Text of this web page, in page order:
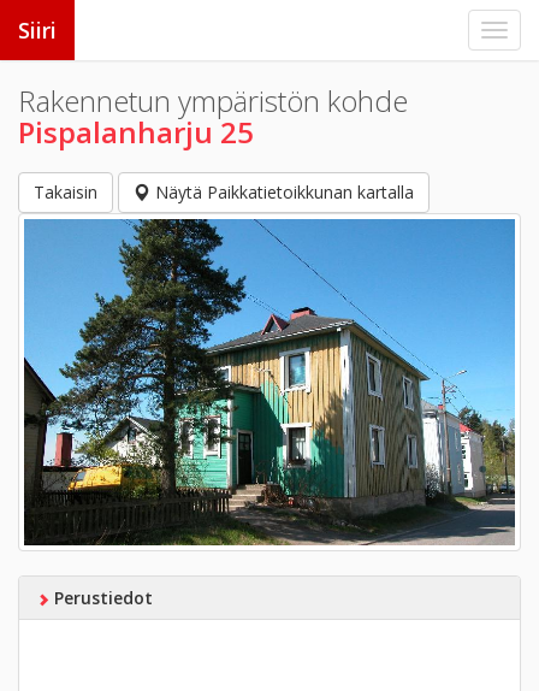
Siiri
Rakennetun ympäristön kohde
Pispalanharju 25
Takaisin Näytä Paikkatietoikkunan kartalla
Perustiedot